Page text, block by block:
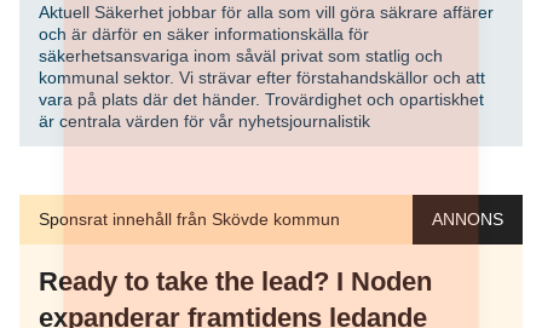
Aktuell Säkerhet jobbar för alla som vill göra säkrare affärer
och är därför en säker informationskälla för
säkerhetsansvariga inom såväl privat som statlig och
kommunal sektor. Vi strävar efter förstahandskällor och att
vara på plats där det händer. Trovärdighet och opartiskhet
är centrala värden för vår nyhetsjournalistik
Sponsrat innehåll från Skövde kommun ANNONS
Ready to take the lead? I Noden
expanderar framtidens ledande